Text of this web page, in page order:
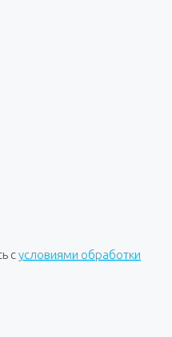
сусловиями обработки